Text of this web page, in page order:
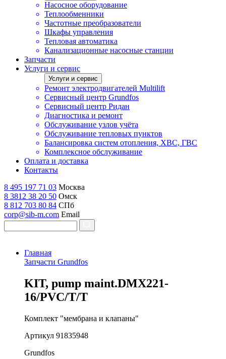
Насосное оборудование
Теплообменники
Частотные преобразователи
Шкафы управления
Тепловая автоматика
Канализационные насосные станции
Запчасти
Услуги и сервис
Услуги и сервис
Ремонт электродвигателей Multilift
Сервисный центр Grundfos
Сервисный центр Ридан
Диагностика и ремонт
Обслуживание узлов учёта
Обслуживание тепловых пунктов
Балансировка систем отопления, ХВС, ГВС
Комплексное обслуживание
Оплата и доставка
Контакты
8 495 197 71 03 Москва
8 3812 38 20 50 Омск
8 812 703 80 84 СПб
corp@sib-m.com Email
Главная
Запчасти Grundfos
KIT, pump maint.DMX221-
16/PVC/T/T
Комплект "мембрана и клапаны"
Артикул 91835948
Grundfos